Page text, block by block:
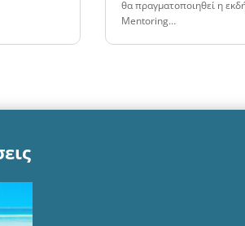
θα πραγματοποιηθεί η
Mentoring…